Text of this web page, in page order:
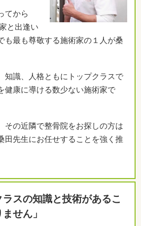
てから
と出逢い
も最も尊敬する施術家の１人が桑
知識、人格ともにトップクラスで
健康に導ける数少ない施術家で
その近隣で整骨院をお探しの方は
田先生にお任せすることを強く推
ラスの知識と技術があるこ
せん」